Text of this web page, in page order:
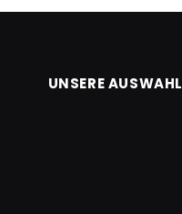
UNSERE AUSWAHL